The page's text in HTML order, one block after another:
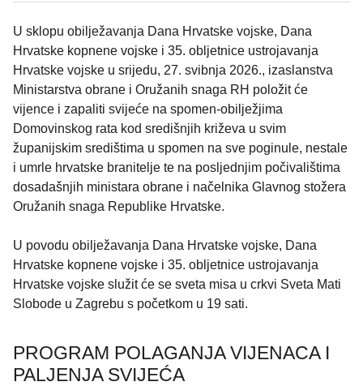
U sklopu obilježavanja Dana Hrvatske vojske, Dana
Hrvatske kopnene vojske i 35. obljetnice ustrojavanja
Hrvatske vojske u srijedu, 27. svibnja 2026., izaslanstva
Ministarstva obrane i Oružanih snaga RH položit će
vijence i zapaliti svijeće na spomen-obilježjima
Domovinskog rata kod središnjih križeva u svim
županijskim središtima u spomen na sve poginule, nestale
i umrle hrvatske branitelje te na posljednjim počivalištima
dosadašnjih ministara obrane i načelnika Glavnog stožera
Oružanih snaga Republike Hrvatske.
U povodu obilježavanja Dana Hrvatske vojske, Dana
Hrvatske kopnene vojske i 35. obljetnice ustrojavanja
Hrvatske vojske služit će se sveta misa u crkvi Sveta Mati
Slobode u Zagrebu s početkom u 19 sati.
PROGRAM POLAGANJA VIJENACA I
PALJENJA SVIJEĆA